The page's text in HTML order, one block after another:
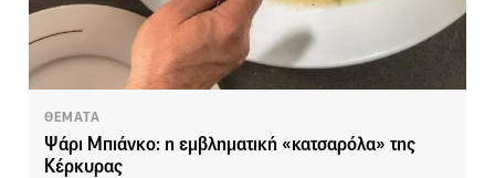
ΘΕΜΑΤΑ
Ψάρι Μπιάνκο: η εμβληματική «κατσαρόλα» της
Κέρκυρας